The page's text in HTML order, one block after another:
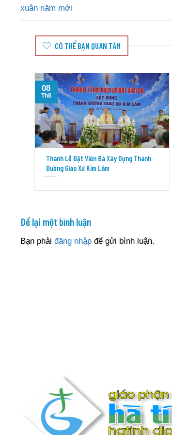
xuân năm mới
CÓ THỂ BẠN QUAN TÂM
Thánh Lễ Đặt Viên Đá Xây Dựng Thánh
Đường Giáo Xứ Kim Lâm
08
Th8
Để lại một bình luận
Bạn phải đăng nhập để gửi bình luận.